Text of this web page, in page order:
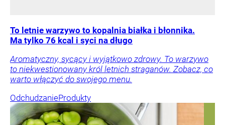
To letnie warzywo to kopalnia białka i błonnika.
Ma tylko 76 kcal i syci na długo
Aromatyczny, sycący i wyjątkowo zdrowy. To warzywo
to niekwestionowany król letnich straganów. Zobacz, co
warto włączyć do swojego menu.
OdchudzanieProdukty